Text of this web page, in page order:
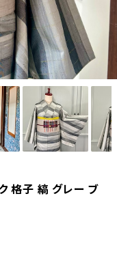
子 縞 グレー ブ